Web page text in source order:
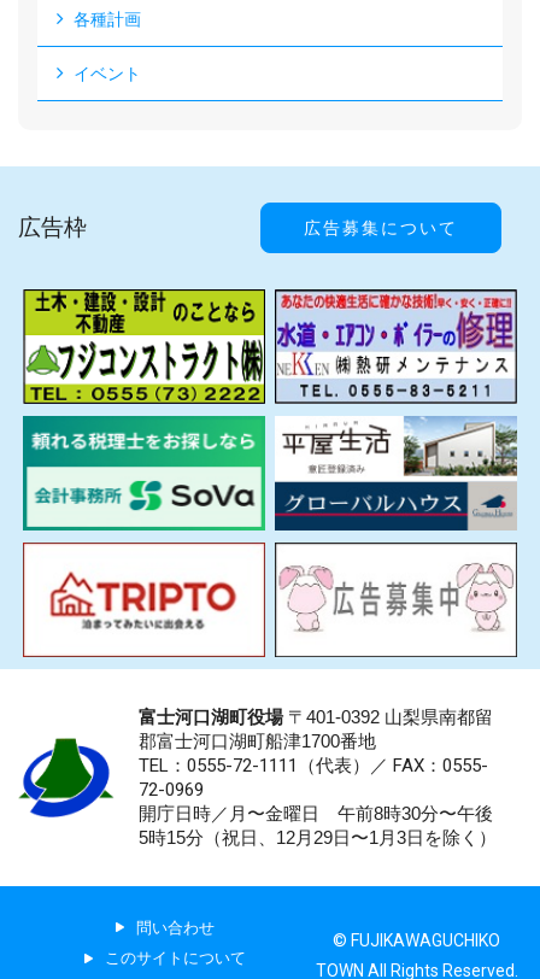
各種計画
イベント
広告枠 広告募集について
富士河口湖町役場〒401-0392 山梨県南都留
郡富士河口湖町船津1700番地
TEL：0555-72-1111 （代表）／ FAX：0555-
72-0969
開庁日時／月〜金曜日 午前8時30分〜午後
5時15分（祝日、12月29日〜1月3日を除く）
問い合わせ
このサイトについて
© FUJIKAWAGUCHIKO
TOWN All Rights Reserved.